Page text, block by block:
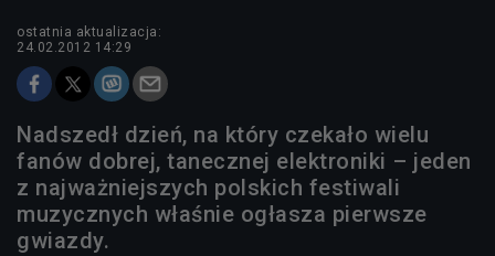
ostatnia aktualizacja:
24.02.2012 14:29
Nadszedł dzień, na który czekało wielu
fanów dobrej, tanecznej elektroniki – jeden
z najważniejszych polskich festiwali
muzycznych właśnie ogłasza pierwsze
gwiazdy.